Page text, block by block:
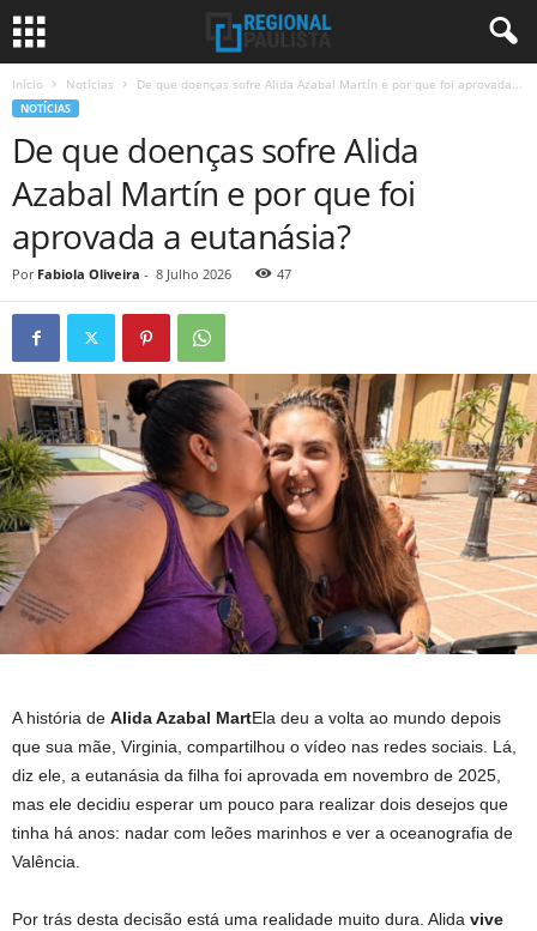
Início Notícias De que doenças sofre Alida Azabal Martín e por que foi aprovada...
NOTÍCIAS
De que doenças sofre Alida
Azabal Martín e por que foi
aprovada a eutanásia?
Por Fabiola Oliveira - 8 Julho 2026 47
A história de Alida Azabal MartEla deu a volta ao mundo depois
que sua mãe, Virginia, compartilhou o vídeo nas redes sociais. Lá,
diz ele, a eutanásia da filha foi aprovada em novembro de 2025,
mas ele decidiu esperar um pouco para realizar dois desejos que
tinha há anos: nadar com leões marinhos e ver a oceanografia de
Valência.
Por trás desta decisão está uma realidade muito dura. Alida vive